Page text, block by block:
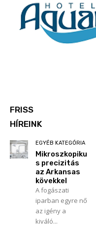
FRISS
HÍREINK
EGYÉB KATEGÓRIA
Mikroszkopiku
s precizitás
az Arkansas
kövekkel
A fogászati
iparban egyre nő
az igény a
kiváló...